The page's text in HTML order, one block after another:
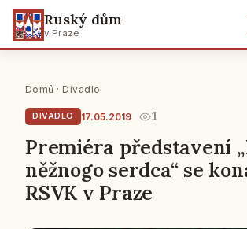
Ruský dům
v Praze
Domů · Divadlo
DIVADLO 17.05.2019 1
Premiéra představení
něžnogo serdca“ se
RSVK v Praze